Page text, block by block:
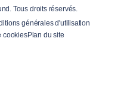
Tous droits réservés.
générales d'utilisation
cookiesPlan du site